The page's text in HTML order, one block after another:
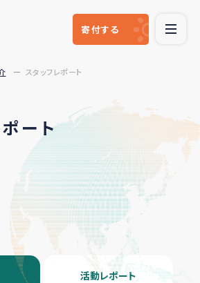
寄付する
スタッフレポート
ート
活動レポート